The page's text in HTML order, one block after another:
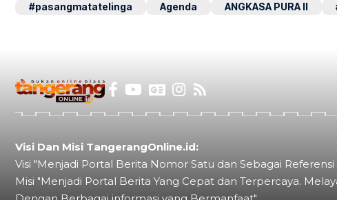
#pasangmatatelinga
Agenda ANGKASA PURA II
Visi Dan Misi TangerangOnline.id:
Visi "Menjadi Portal Berita Nomor Satu dan Sebagai Referensi
Misi "Menjadi Portal Berita Yang Cepat dan Terpercaya.